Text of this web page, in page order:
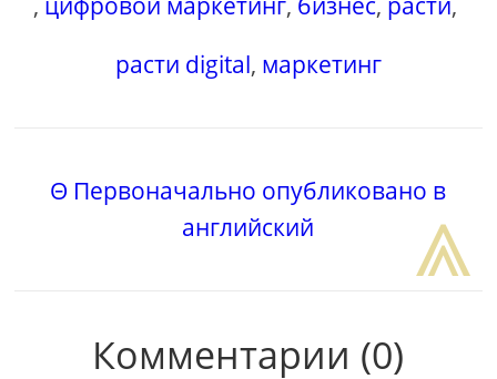
расти digital, маркетинг
Θ Первоначально опубликовано в
английский
Комментарии (0)
⩓